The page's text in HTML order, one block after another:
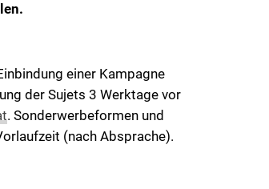
einer Kampagne
der Sujets 3 Werktage vor
. Sonderwerbeformen und
(nach Absprache).